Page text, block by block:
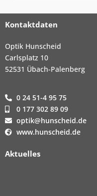
Kontaktdaten
Optik Hunscheid
Carlsplatz 10
52531 Übach-Palenberg
0 24 51-4 95 75
0 177 302 89 09
optik@hunscheid.de
www.hunscheid.de
Aktuelles